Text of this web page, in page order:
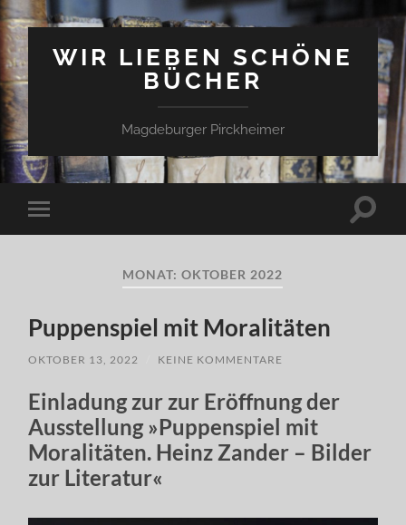
WIR LIEBEN SCHÖNE
BÜCHER
Magdeburger Pirckheimer
Mobile-
Menü
MONAT:OKTOBER 2022
Puppenspiel mit Moralitäten
OKTOBER 13, 2022 KEINE KOMMENTARE
Einladung zur zur Eröffnung der
Ausstellung »Puppenspiel mit
Moralitäten. Heinz Zander – Bilder
zur Literatur«